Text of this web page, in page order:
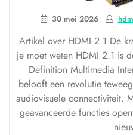
30 mei 2026
Artikel over HDMI 2.1 De
je moet weten HDMI 2.1 is
Definition Multimedia
belooft een revolutie
audiovisuele connectiviteit.
geavanceerde functies